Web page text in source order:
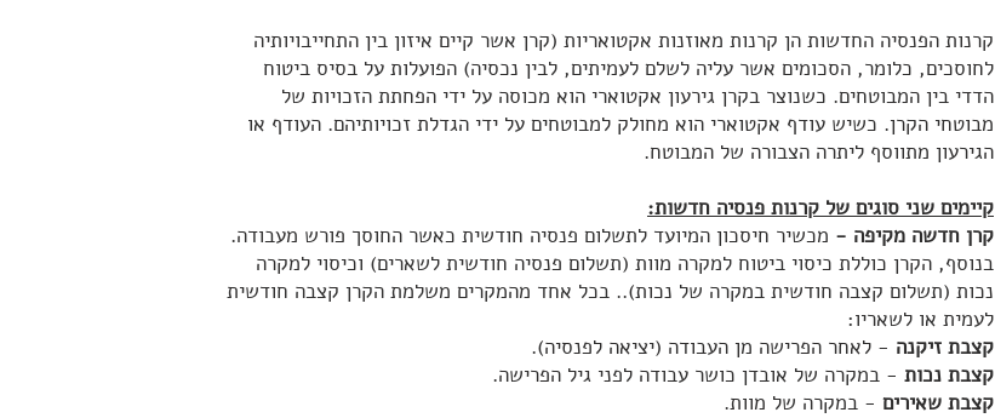
קרנות הפנסיה החדשות הן קרנות מאוזנות אקטואריות (קרן אשר קיים איזון בין התחייבויותיה
לחוסכים, כלומר, הסכומים אשר עליה לשלם לעמיתים, לבין נכסיה) הפועלות על בסיס ביטוח
הדדי בין המבוטחים. כשנוצר בקרן גירעון אקטוארי הוא מכוסה על ידי הפחתת הזכויות של
מבוטחי הקרן. כשיש עודף אקטוארי הוא מחולק למבוטחים על ידי הגדלת זכויותיהם. העודף או
הגירעון מתווסף ליתרה הצבורה של המבוטח.
קיימים שני סוגים של קרנות פנסיה חדשות:
קרן חדשה מקיפה - מכשיר חיסכון המיועד לתשלום פנסיה חודשית כאשר החוסך פורש מעבודה.
בנוסף, הקרן כוללת כיסוי ביטוח למקרה מוות (תשלום פנסיה חודשית לשארים) וכיסוי למקרה
נכות (תשלום קצבה חודשית במקרה של נכות).. בכל אחד מהמקרים משלמת הקרן קצבה חודשית
לעמית או לשאריו:
קצבת זיקנה - לאחר הפרישה מן העבודה (יציאה לפנסיה).
קצבת נכות - במקרה של אובדן כושר עבודה לפני גיל הפרישה.
קצבת שאירים - במקרה של מוות.